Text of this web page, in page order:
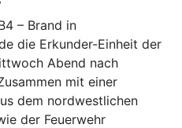
– Brand in
die Erkunder-Einheit der
Abend nach
mit einer
dem nordwestlichen
der Feuerwehr